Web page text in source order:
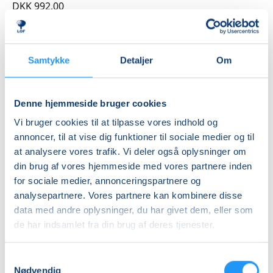
Samtykke Detaljer Om
Denne hjemmeside bruger cookies
Vi bruger cookies til at tilpasse vores indhold og
annoncer, til at vise dig funktioner til sociale medier og til
at analysere vores trafik. Vi deler også oplysninger om
din brug af vores hjemmeside med vores partnere inden
for sociale medier, annonceringspartnere og
analysepartnere. Vores partnere kan kombinere disse
data med andre oplysninger, du har givet dem, eller som
de har indsamlet fra din brug af deres tjenester.
Nødvendig
Vi bruger blandt andet rasleæg, tørklæder, bolde,
tæpper, faldskærm og andre spændende rekvisitter,
som inviterer til leg, bevægelse og nysgerrighed.
så alle kan være med – uanset forudsætninger.
genkendelse. De velkendte sange, lege og
bevægelser skaber en tryg ramme, hvor barnet kan
føle sig hjemme, deltage aktivt og udvikle sig i sit eget
tempo.
Undervejs får I inspiration til enkle og sjove
bevægelseslege, som kan tages med hjem og skabe
hyggelige stunder i hverdagen.
Det hele foregår i en afslappet og positiv atmosfære
forældre og børn. Kom og leg, syng, dans og bevæg
DKK 992,00
Ledig-KBH
DKK 912,00
Ledig-FRB
Studerende-KBH
DKK 912,00
Studerende-FRB
DKK 932,00
Unge (18-25 år)-KBH
DKK 912,00